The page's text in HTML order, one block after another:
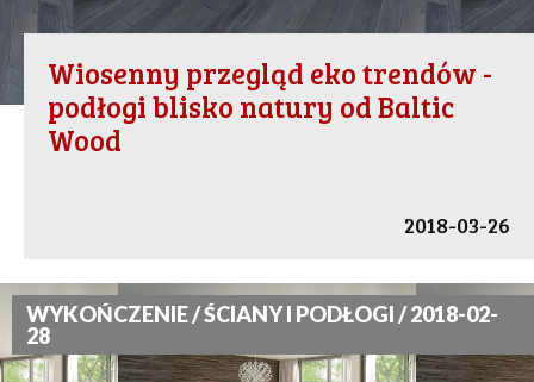
Wiosenny przegląd eko trendów -
podłogi blisko natury od Baltic
Wood
2018-03-26
WYKOŃCZENIE / ŚCIANY I PODŁOGI / 2018-02-
28